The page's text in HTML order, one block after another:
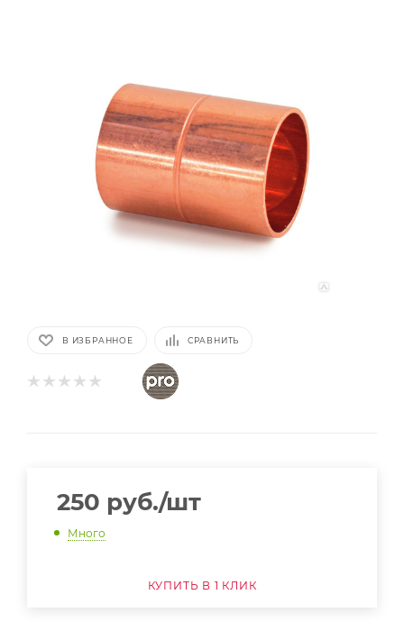
В ИЗБРАННОЕ СРАВНИТЬ
250 руб./шт
Много
КУПИТЬ В 1 КЛИК